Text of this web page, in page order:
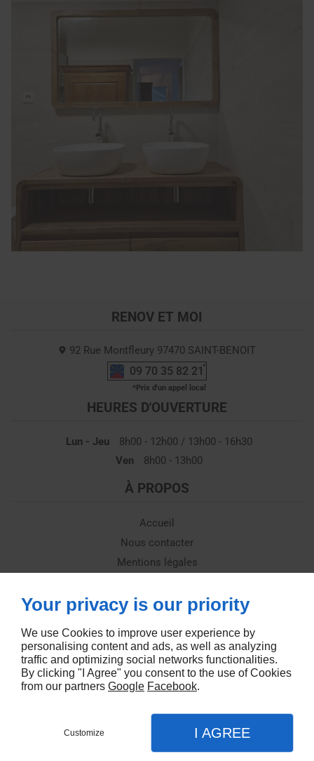
RENOV ET MOI
92 Rue Montfleury 97470 SAINT-BENOIT
09 70 35 82 21
HEURES D'OUVERTURE
Lun - Jeu
8h00 - 12h00 / 13h00 - 16h30
Ven
8h00 - 13h00
À PROPOS
Accueil
Nous contacter
Mentions légales
SUIVEZ-NOUS
Agence web
DEMANDEZ UN DEVIS
Your privacy is our priority
We use Cookies to improve user experience by
personalising content and ads, as well as analyzing
traffic and optimizing social networks functionalities.
By clicking "I Agree" you consent to the use of Cookies
from our partners Google Facebook.
Customize I AGREE